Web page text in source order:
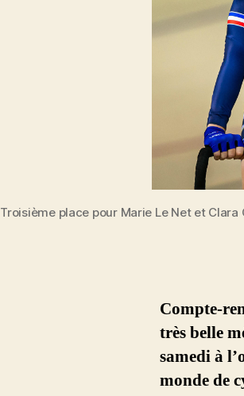
Troisième place pour Marie Le Net et
Compte-
très belle
samedi à
monde de